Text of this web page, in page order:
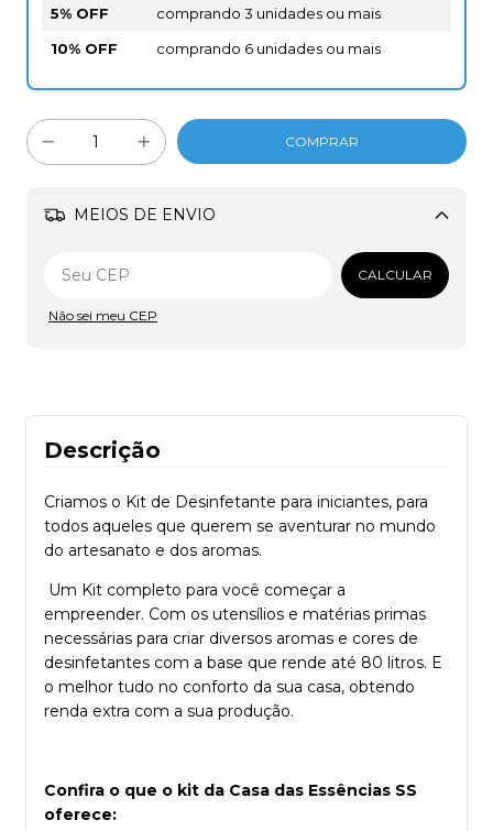
5% OFF
comprando 3 unidades ou mais
10% OFF
comprando 6 unidades ou mais
MEIOS DE ENVIO
Alterar CEP
CALCULAR
Não sei meu CEP
Descrição
Criamos o Kit de Desinfetante para iniciantes, para
todos aqueles que querem se aventurar no mundo
do artesanato e dos aromas.
Um Kit completo para você começar a
empreender. Com os utensílios e matérias primas
necessárias para criar diversos aromas e cores de
desinfetantes com a base que rende até 80 litros. E
o melhor tudo no conforto da sua casa, obtendo
renda extra com a sua produção.
Confira o que o kit da Casa das Essências SS
oferece: